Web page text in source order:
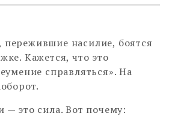
насилие, боятся
Кажется, что это
справляться». На
это сила. Вот почему: